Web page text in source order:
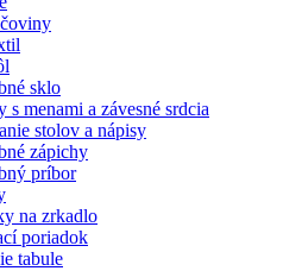
sklo
s menami a závesné srdcia
stolov a nápisy
zápichy
príbor
na zrkadlo
poriadok
tabule